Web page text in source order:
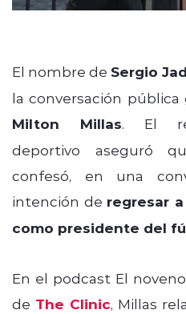
El nombre de Sergio
la conversación
Milton Millas. El
deportivo aseguró
confesó, en una
intención de regresar
como presidente del
En el podcast El
de The Clinic, Millas